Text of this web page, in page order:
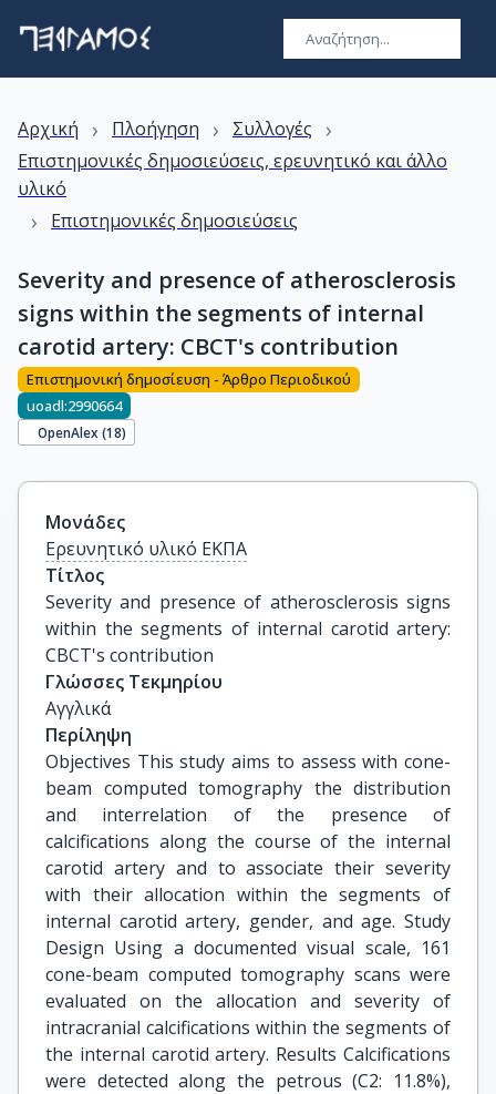
Αρχική › Πλοήγηση › Συλλογές ›
Επιστημονικές δημοσιεύσεις, ερευνητικό και άλλο
υλικό
› Επιστημονικές δημοσιεύσεις
Severity and presence of atherosclerosis
signs within the segments of internal
carotid artery: CBCT's contribution
Επιστημονική δημοσίευση - Άρθρο Περιοδικού
uoadl:2990664
OpenAlex (18)
Μονάδες
Ερευνητικό υλικό ΕΚΠΑ
Τίτλος
Severity and presence of atherosclerosis signs
within the segments of internal carotid artery:
CBCT's contribution
Γλώσσες Τεκμηρίου
Αγγλικά
Περίληψη
Objectives This study aims to assess with cone-
beam computed tomography the distribution
and interrelation of the presence of
calcifications along the course of the internal
carotid artery and to associate their severity
with their allocation within the segments of
internal carotid artery, gender, and age. Study
Design Using a documented visual scale, 161
cone-beam computed tomography scans were
evaluated on the allocation and severity of
intracranial calcifications within the segments of
the internal carotid artery. Results Calcifications
were detected along the petrous (C2: 11.8%),